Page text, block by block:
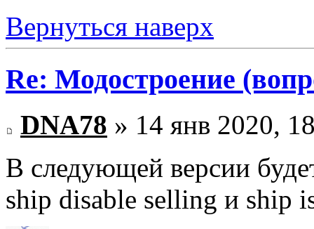
Вернуться наверх
Re: Модостроение
DNA78 » 14 янв 2020,
В следующей версии
ship disable selling и ship